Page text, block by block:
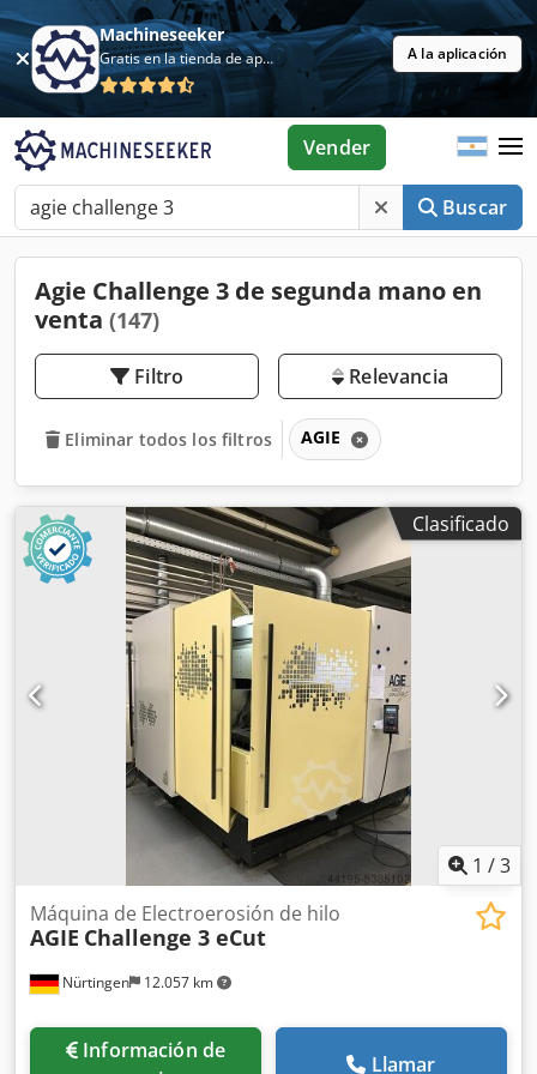
Machineseeker
Gratis en la tienda de aplicaciones A la aplicación
Buscar
Vender
Agie Challenge 3 de segunda mano en
venta (147)
Filtro Relevancia
Eliminar todos los filtros AGIE
Clasificado
1 /3
Nürtingen 12.057 km
Máquina de Electroerosión de hilo
AGIE Challenge 3 eCut
Información de
Llamar